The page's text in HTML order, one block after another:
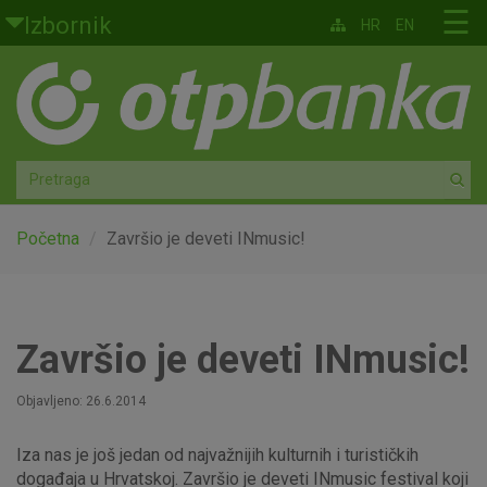
Skoči na glavni sadržaj
Izbornik
Građani
Privatno bankarstvo
Agro
Mala poduzeća i obrtnici
Globalna tržišta
Faktoring
O nama
☰
HR EN
Početna Završio je deveti INmusic!
Završio je deveti INmusic!
Objavljeno: 26.6.2014
Iza nas je još jedan od najvažnijih kulturnih i turističkih
događaja u Hrvatskoj. Završio je deveti INmusic festival koji